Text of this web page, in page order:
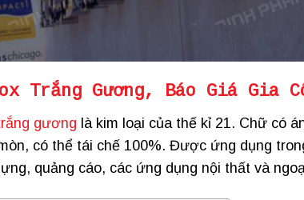
Trắng Gương, Báo Giá Gia
gương là kim loại của thế kỉ 21. Chữ có
có thể tái chế 100%. Được ứng dụng
quảng cáo, các ứng dụng nội thất và